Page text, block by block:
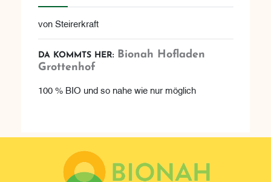
von Steirerkraft
DA KOMMTS HER: Bionah Hofladen
Grottenhof
100 % BIO und so nahe wie nur möglich